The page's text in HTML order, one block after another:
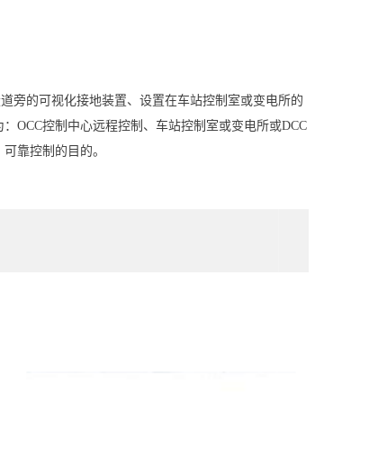
旁的可视化接地装置、设置在车站控制室或变电所的
OCC控制中心远程控制、车站控制室或变电所或DCC
靠控制的目的。